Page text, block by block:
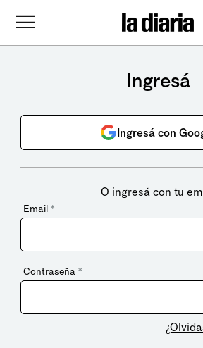
Ingresá
Ingresá con
O ingresá con tu
Email *
Contraseña *